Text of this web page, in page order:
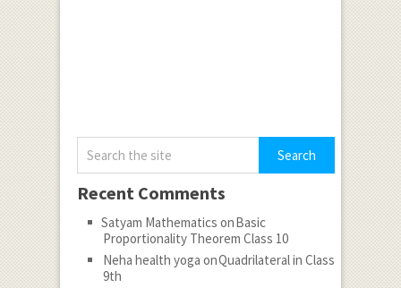
Recent Comments
Satyam Mathematics onBasic
Proportionality Theorem Class 10
Neha health yoga onQuadrilateral in Class
9th